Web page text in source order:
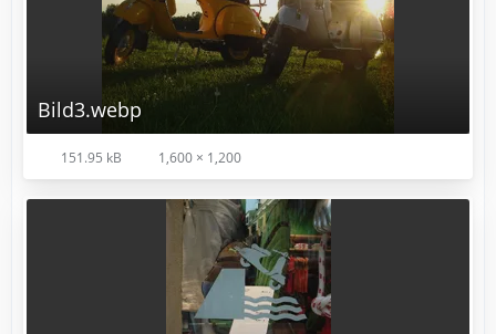
Bild3.webp
151.95 kB 1,600 × 1,200